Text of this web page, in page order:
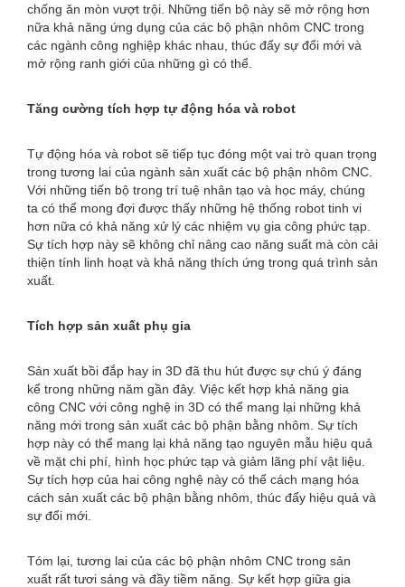
chống ăn mòn vượt trội. Những tiến bộ này sẽ mở rộng hơn
nữa khả năng ứng dụng của các bộ phận nhôm CNC trong
các ngành công nghiệp khác nhau, thúc đẩy sự đổi mới và
mở rộng ranh giới của những gì có thể.
Tăng cường tích hợp tự động hóa và robot
Tự động hóa và robot sẽ tiếp tục đóng một vai trò quan trọng
trong tương lai của ngành sản xuất các bộ phận nhôm CNC.
Với những tiến bộ trong trí tuệ nhân tạo và học máy, chúng
ta có thể mong đợi được thấy những hệ thống robot tinh vi
hơn nữa có khả năng xử lý các nhiệm vụ gia công phức tạp.
Sự tích hợp này sẽ không chỉ nâng cao năng suất mà còn cải
thiện tính linh hoạt và khả năng thích ứng trong quá trình sản
xuất.
Tích hợp sản xuất phụ gia
Sản xuất bồi đắp hay in 3D đã thu hút được sự chú ý đáng
kể trong những năm gần đây. Việc kết hợp khả năng gia
công CNC với công nghệ in 3D có thể mang lại những khả
năng mới trong sản xuất các bộ phận bằng nhôm. Sự tích
hợp này có thể mang lại khả năng tạo nguyên mẫu hiệu quả
về mặt chi phí, hình học phức tạp và giảm lãng phí vật liệu.
Sự tích hợp của hai công nghệ này có thể cách mạng hóa
cách sản xuất các bộ phận bằng nhôm, thúc đẩy hiệu quả và
sự đổi mới.
Tóm lại, tương lai của các bộ phận nhôm CNC trong sản
xuất rất tươi sáng và đầy tiềm năng. Sự kết hợp giữa gia